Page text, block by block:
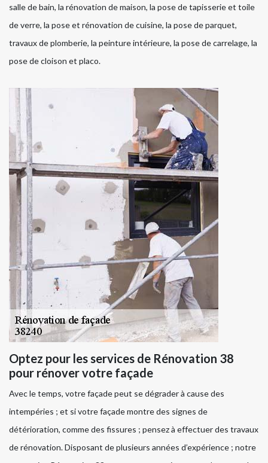
salle de bain, la rénovation de maison, la pose de tapisserie et toile
de verre, la pose et rénovation de cuisine, la pose de parquet,
travaux de plomberie, la peinture intérieure, la pose de carrelage, la
pose de cloison et placo.
Optez pour les services de Rénovation 38
pour rénover votre façade
Avec le temps, votre façade peut se dégrader à cause des
intempéries ; et si votre façade montre des signes de
détérioration, comme des fissures ; pensez à effectuer des travaux
de rénovation. Disposant de plusieurs années d’expérience ; notre